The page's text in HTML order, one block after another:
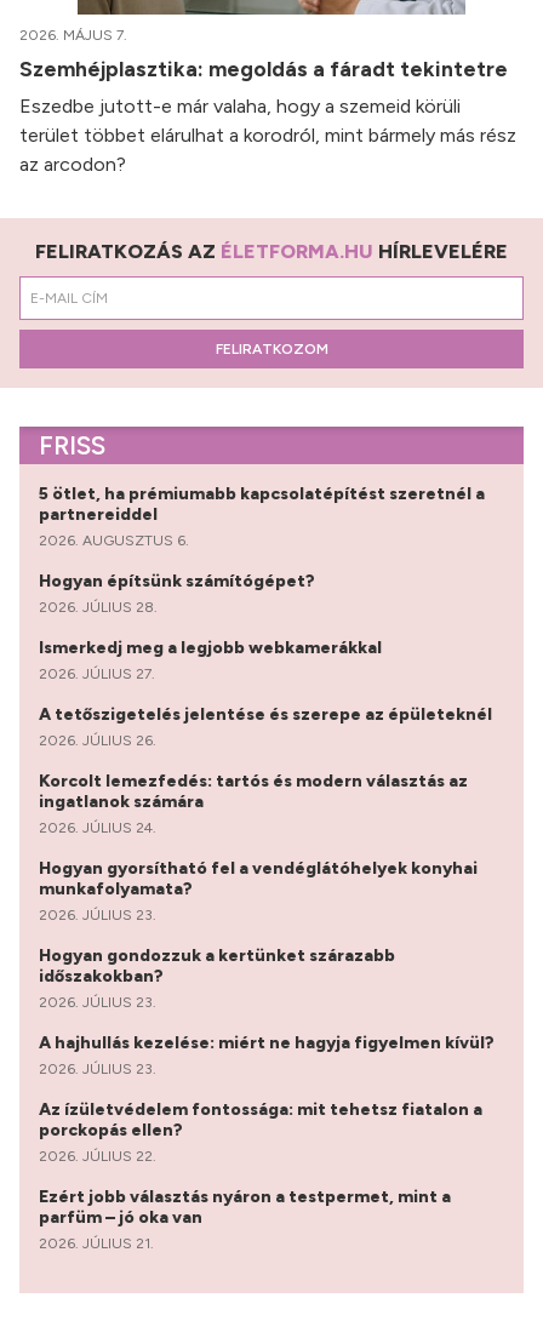
2026. MÁJUS 7.
Szemhéjplasztika: megoldás a fáradt tekintetre
Eszedbe jutott-e már valaha, hogy a szemeid körüli
terület többet elárulhat a korodról, mint bármely más rész
az arcodon?
FELIRATKOZÁS AZ ÉLETFORMA.HU HÍRLEVELÉRE
FELIRATKOZOM
FRISS
5 ötlet, ha prémiumabb kapcsolatépítést szeretnél a
partnereiddel
2026. AUGUSZTUS 6.
Hogyan építsünk számítógépet?
2026. JÚLIUS 28.
Ismerkedj meg a legjobb webkamerákkal
2026. JÚLIUS 27.
A tetőszigetelés jelentése és szerepe az épületeknél
2026. JÚLIUS 26.
Korcolt lemezfedés: tartós és modern választás az
ingatlanok számára
2026. JÚLIUS 24.
Hogyan gyorsítható fel a vendéglátóhelyek konyhai
munkafolyamata?
2026. JÚLIUS 23.
Hogyan gondozzuk a kertünket szárazabb
időszakokban?
2026. JÚLIUS 23.
A hajhullás kezelése: miért ne hagyja figyelmen kívül?
2026. JÚLIUS 23.
Az ízületvédelem fontossága: mit tehetsz fiatalon a
porckopás ellen?
2026. JÚLIUS 22.
Ezért jobb választás nyáron a testpermet, mint a
parfüm – jó oka van
2026. JÚLIUS 21.